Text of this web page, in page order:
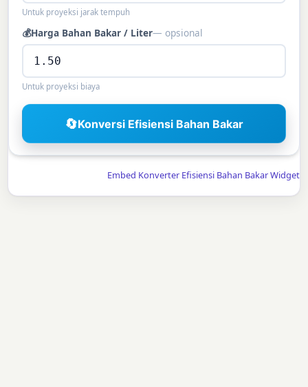
Untuk proyeksi jarak tempuh
💰Harga Bahan Bakar / Liter— opsional
Untuk proyeksi biaya
🔄Konversi Efisiensi Bahan Bakar
Embed Konverter Efisiensi Bahan Bakar Widget